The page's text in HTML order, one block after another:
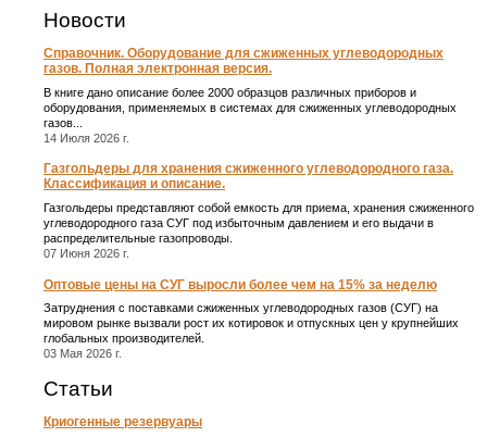
Новости
Справочник. Оборудование для сжиженных углеводородных
газов. Полная электронная версия.
В книге дано описание более 2000 образцов различных приборов и
оборудования, применяемых в системах для сжиженных углеводородных
газов...
14 Июля 2026 г.
Газгольдеры для хранения сжиженного углеводородного газа.
Классификация и описание.
Газгольдеры представляют собой емкость для приема, хранения сжиженного
углеводородного газа СУГ под избыточным давлением и его выдачи в
распределительные газопроводы.
07 Июня 2026 г.
Оптовые цены на СУГ выросли более чем на 15% за неделю
Затруднения с поставками сжиженных углеводородных газов (СУГ) на
мировом рынке вызвали рост их котировок и отпускных цен у крупнейших
глобальных производителей.
03 Мая 2026 г.
Статьи
Криогенные резервуары